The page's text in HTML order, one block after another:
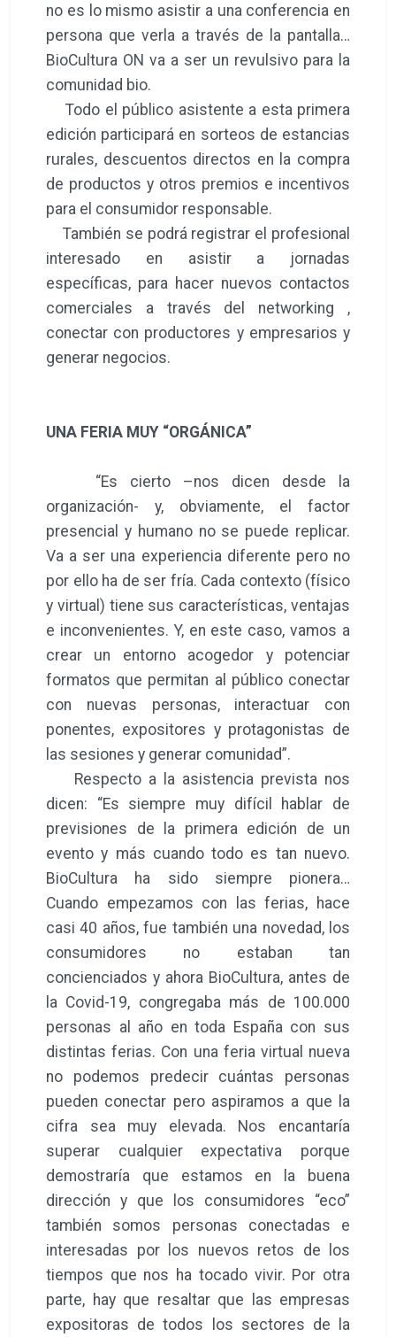
no es lo mismo asistir a una conferencia en
persona que verla a través de la pantalla…
BioCultura ON va a ser un revulsivo para la
comunidad bio.
Todo el público asistente a esta primera
edición participará en sorteos de estancias
rurales, descuentos directos en la compra
de productos y otros premios e incentivos
para el consumidor responsable.
También se podrá registrar el profesional
interesado en asistir a jornadas
específicas, para hacer nuevos contactos
comerciales a través del networking ,
conectar con productores y empresarios y
generar negocios.
UNA FERIA MUY “ORGÁNICA”
“Es cierto –nos dicen desde la
organización- y, obviamente, el factor
presencial y humano no se puede replicar.
Va a ser una experiencia diferente pero no
por ello ha de ser fría. Cada contexto (físico
y virtual) tiene sus características, ventajas
e inconvenientes. Y, en este caso, vamos a
crear un entorno acogedor y potenciar
formatos que permitan al público conectar
con nuevas personas, interactuar con
ponentes, expositores y protagonistas de
las sesiones y generar comunidad”.
Respecto a la asistencia prevista nos
dicen: “Es siempre muy difícil hablar de
previsiones de la primera edición de un
evento y más cuando todo es tan nuevo.
BioCultura ha sido siempre pionera…
Cuando empezamos con las ferias, hace
casi 40 años, fue también una novedad, los
consumidores no estaban tan
concienciados y ahora BioCultura, antes de
la Covid-19, congregaba más de 100.000
personas al año en toda España con sus
distintas ferias. Con una feria virtual nueva
no podemos predecir cuántas personas
pueden conectar pero aspiramos a que la
cifra sea muy elevada. Nos encantaría
superar cualquier expectativa porque
demostraría que estamos en la buena
dirección y que los consumidores “eco”
también somos personas conectadas e
interesadas por los nuevos retos de los
tiempos que nos ha tocado vivir. Por otra
parte, hay que resaltar que las empresas
expositoras de todos los sectores de la